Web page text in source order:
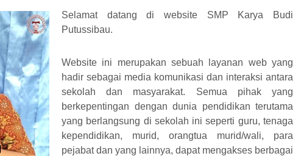
Selamat datang di website SMP Karya Budi
Putussibau.
Website ini merupakan sebuah layanan web yang
hadir sebagai media komunikasi dan interaksi antara
sekolah dan masyarakat. Semua pihak yang
berkepentingan dengan dunia pendidikan terutama
yang berlangsung di sekolah ini seperti guru, tenaga
kependidikan, murid, orangtua murid/wali, para
pejabat dan yang lainnya, dapat mengakses berbagai